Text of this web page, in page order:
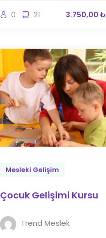
0 21 3.750,00 ₺
Mesleki Gelişim
Çocuk Gelişimi Kursu
Trend Meslek